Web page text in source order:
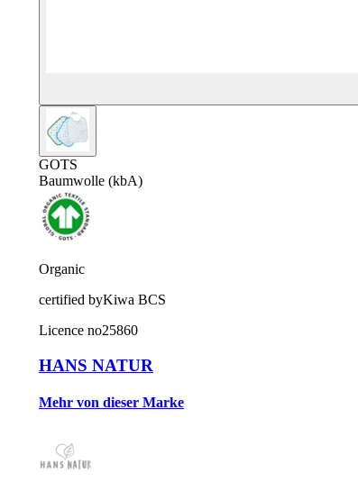
GOTS
Baumwolle (kbA)
Organic
certified byKiwa BCS
Licence no25860
HANS NATUR
Mehr von dieser Marke